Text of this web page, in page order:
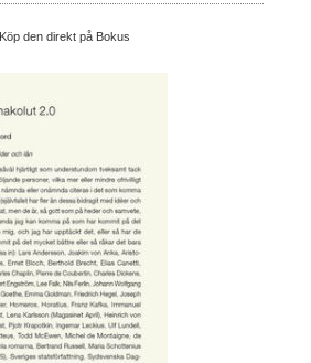
Köp den direkt på Bokus